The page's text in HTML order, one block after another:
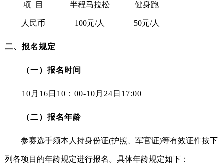
项 目 半程马拉松 健身跑
人民币 100元/人 50元/人
二、报名规定
（一）报名时间
10 月 16 日 10 ： 00-1 0 月 24 日 17:00
（二）报名年龄
参赛选手须本人持身份证(护照、军官证)等有效证件按下
列各项目的年龄规定进行报名。具体年龄规定如下：